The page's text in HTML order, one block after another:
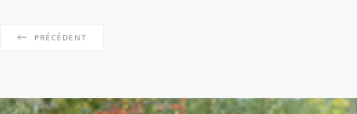
PRÉCÉDENT